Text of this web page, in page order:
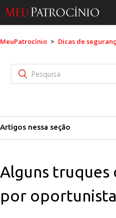
MeuPatrocínio Dicas de
Artigos nessa seção
Como me proteger de um
Como identificar um falso Sugar
Alguns truques
por